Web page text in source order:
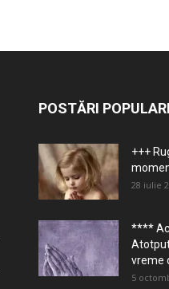
POSTĂRI
+++
28 iulie
****
vreme
5